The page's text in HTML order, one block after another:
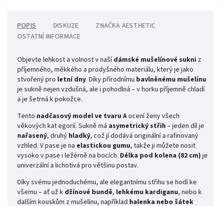
POPIS DISKUZE ZNAČKA AESTHETIC
OSTATNÍ INFORMACE
Objevte lehkost a volnost v našídámské mušelínové sukni z
příjemného, měkkého a prodyšného materiálu, který je jako
stvořený pro letní dny. Díky přírodnímu bavlněnému mušelínu
je sukně nejen vzdušná, ale i pohodlná – v horku příjemně chladí
a je šetrná k pokožce.
Tento nadčasový model ve tvaru Aocení ženy všech
věkových kat egorií. Sukně má asymetrický střih – jeden díl je
nařasený, druhý hladký, což jí dodává originální a rafinovaný
vzhled. V pase je na elastickou gumu, takže ji můžete nosit
vysoko v pase i ležérně na bocích. Délka pod kolena (82 cm) je
univerzální a lichotivá pro většinu postav.
Díky svému jednoduchému, ale elegantnímu střihu se hodí ke
všemu – ať už k džínové bundě, lehkému kardiganu, nebo k
dalším kouskům z mušelínu, například halenka nebo šátek